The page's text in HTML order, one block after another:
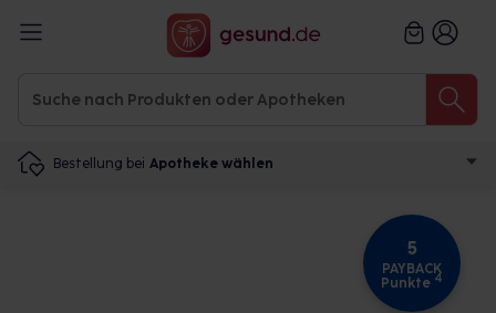
Bestellung bei Apotheke wählen
5
PAYBACK
Punkte 4